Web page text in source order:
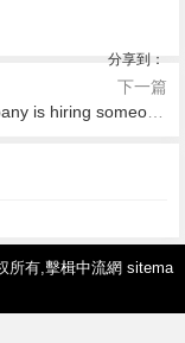
分享到：
下一篇
This company is hiring someone just to drink all day
所有,擊楫中流網 sitema